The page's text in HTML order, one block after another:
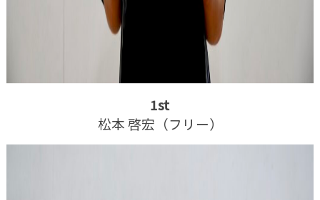
1st
松本 啓宏（フリー）